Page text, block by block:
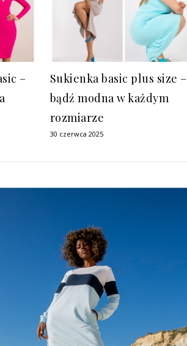
–
Sukienka basic plus size –
bądź modna w każdym
rozmiarze
30 czerwca 2025